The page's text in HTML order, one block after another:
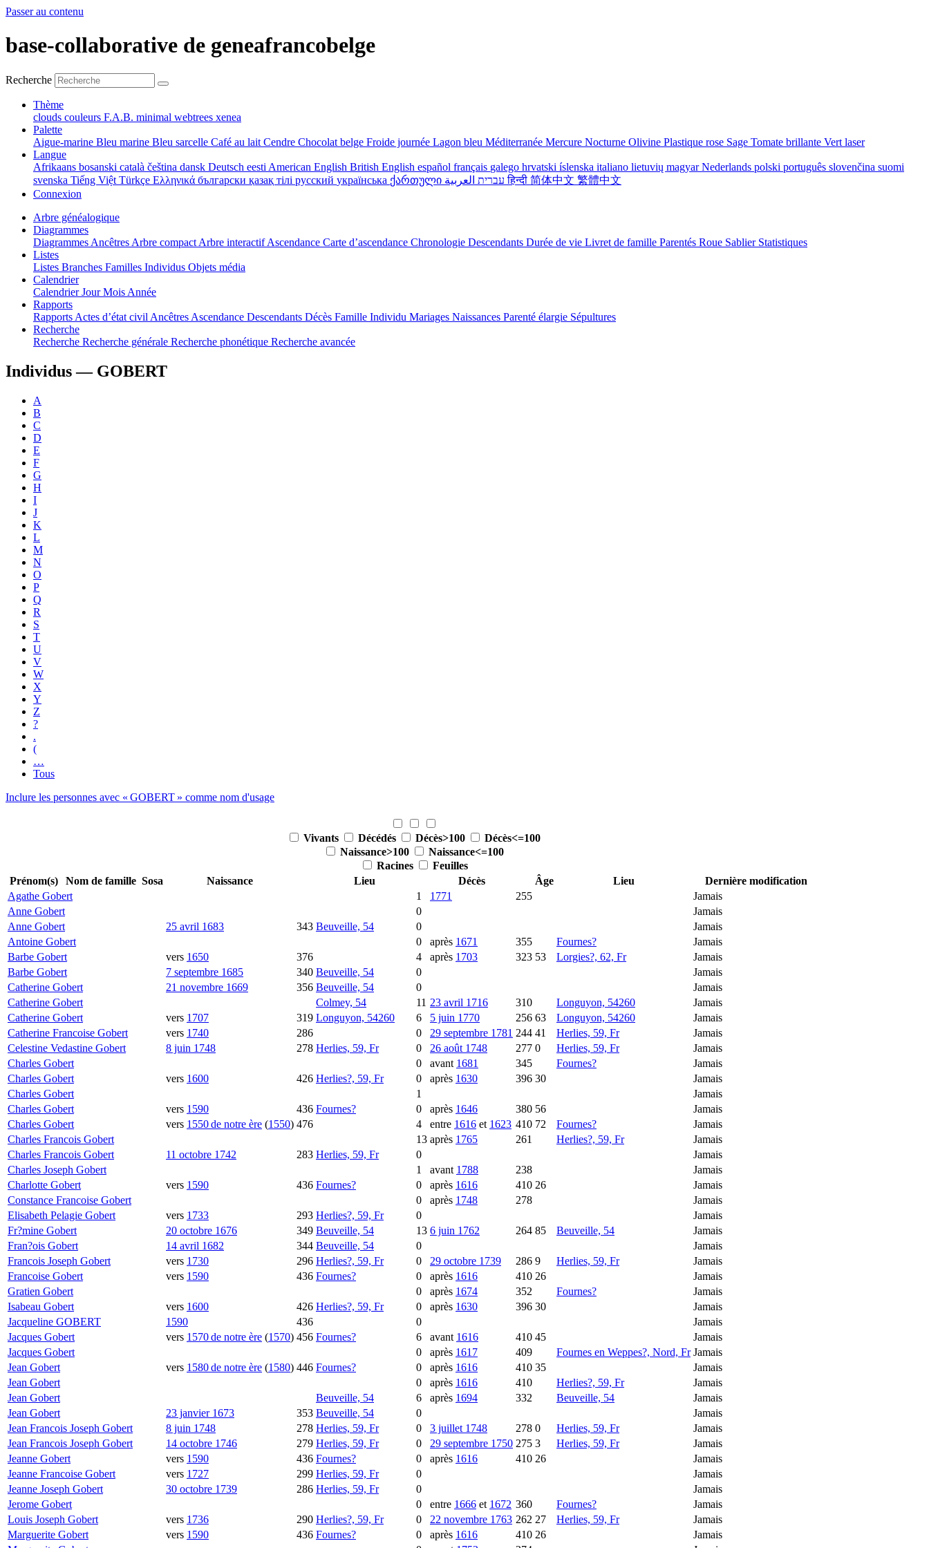
Passer au contenu
base-collaborative de geneafrancobelge
Recherche
Thème
clouds couleurs F.A.B. minimal webtrees xenea
Palette
Aigue-marine Bleu marine Bleu sarcelle Café au lait Cendre Chocolat belge Froide journée Lagon bleu Méditerranée Mercure Nocturne Olivine Plastique rose Sage Tomate brillante Vert laser
Langue
Afrikaans bosanski català čeština dansk Deutsch eesti American English British English español français galego hrvatski íslenska italiano lietuvių magyarNederlands polski português slovenčina suomi
svenska Tiếng Việt Türkçe Ελληνικά български қазақ тілі русский українська ქართული עברית العربيةहिन्दी 简体中文 繁體中文
Connexion
Arbre généalogique
Diagrammes
Diagrammes Ancêtres Arbre compact Arbre interactifAscendance Carte d’ascendance Chronologie Descendants Durée de vie Livret de famille Parentés Roue Sablier Statistiques
Listes
Listes Branches Familles Individus Objets média
Calendrier
CalendrierJourMois Année
Rapports
Rapports Actes d’état civil Ancêtres Ascendance Descendants Décès Famille Individu Mariages Naissances Parenté élargie Sépultures
Recherche
Recherche Recherche générale Recherche phonétique Recherche avancée
Individus — GOBERT
A
B
C
D
E
F
G
H
I
J
K
L
M
N
O
P
Q
R
S
T
U
V
W
X
Y
Z
?
.
(
…
Tous
Inclure les personnes avec « GOBERT » comme nom d'usage
Vivants Décédés Décès>100
Décès<=100
Naissance>100
Naissance<=100
Racines
Feuilles
Prénom(s)
Nom de famille Sosa Naissance Lieu Décès Âge Lieu
Dernière modification
Agathe Gobert 1 1771 255
Jamais
Anne Gobert 0
Jamais
Anne Gobert 25 avril 1683 343 Beuveille, 54 0
Jamais
Antoine Gobert 0 après 1671 355 Fournes?
Jamais
Barbe Gobert vers 1650 376 4 après 1703 323 53 Lorgies?, 62, Fr
Jamais
Barbe Gobert 7 septembre 1685 340 Beuveille, 54 0
Jamais
Catherine Gobert 21 novembre 1669 356 Beuveille, 54 0
Jamais
Catherine Gobert Colmey, 54 11 23 avril 1716 310 Longuyon, 54260
Jamais
Catherine Gobert vers 1707 319 Longuyon, 54260 6 5 juin 1770 256 63 Longuyon, 54260
Jamais
Catherine Francoise Gobert vers 1740 286 0 29 septembre 1781 244 41 Herlies, 59, Fr
Jamais
Celestine Vedastine Gobert 8 juin 1748 278 Herlies, 59, Fr 0 26 août 1748 277 0 Herlies, 59, Fr
Jamais
Charles Gobert 0 avant 1681 345 Fournes?
Jamais
Charles Gobert vers 1600 426 Herlies?, 59, Fr 0 après 1630 396 30
Jamais
Charles Gobert 1
Jamais
Charles Gobert vers 1590 436 Fournes? 0 après 1646 380 56
Jamais
Charles Gobert vers 1550 de notre ère (1550) 476 4 entre 1616 et 1623 410 72 Fournes?
Jamais
Charles Francois Gobert 13 après 1765 261 Herlies?, 59, Fr
Jamais
Charles Francois Gobert 11 octobre 1742 283 Herlies, 59, Fr 0
Jamais
Charles Joseph Gobert 1 avant 1788 238
Jamais
Charlotte Gobert vers 1590 436 Fournes? 0 après 1616 410 26
Jamais
Constance Francoise Gobert 0 après 1748 278
Jamais
Elisabeth Pelagie Gobert vers 1733 293 Herlies?, 59, Fr 0
Jamais
Fr?mine Gobert 20 octobre 1676 349 Beuveille, 54 13 6 juin 1762 264 85 Beuveille, 54
Jamais
Fran?ois Gobert 14 avril 1682 344 Beuveille, 54 0
Jamais
Francois Joseph Gobert vers 1730 296 Herlies?, 59, Fr 0 29 octobre 1739 286 9 Herlies, 59, Fr
Jamais
Francoise Gobert vers 1590 436 Fournes? 0 après 1616 410 26
Jamais
Gratien Gobert 0 après 1674 352 Fournes?
Jamais
Isabeau Gobert vers 1600 426 Herlies?, 59, Fr 0 après 1630 396 30
Jamais
Jacqueline GOBERT 1590 436 0
Jamais
Jacques Gobert vers 1570 de notre ère (1570) 456 Fournes? 6 avant 1616 410 45
Jamais
Jacques Gobert 0 après 1617 409 Fournes en Weppes?, Nord, Fr Jamais
Jean Gobert vers 1580 de notre ère (1580) 446 Fournes? 0 après 1616 410 35
Jamais
Jean Gobert 0 après 1616 410 Herlies?, 59, Fr
Jamais
Jean Gobert Beuveille, 54 6 après 1694 332 Beuveille, 54
Jamais
Jean Gobert 23 janvier 1673 353 Beuveille, 54 0
Jamais
Jean Francois Joseph Gobert 8 juin 1748 278 Herlies, 59, Fr 0 3 juillet 1748 278 0 Herlies, 59, Fr
Jamais
Jean Francois Joseph Gobert 14 octobre 1746 279 Herlies, 59, Fr 0 29 septembre 1750 275 3 Herlies, 59, Fr
Jamais
Jeanne Gobert vers 1590 436 Fournes? 0 après 1616 410 26
Jamais
Jeanne Francoise Gobert vers 1727 299 Herlies, 59, Fr 0
Jamais
Jeanne Joseph Gobert 30 octobre 1739 286 Herlies, 59, Fr 0
Jamais
Jerome Gobert 0 entre 1666 et 1672 360 Fournes?
Jamais
Louis Joseph Gobert vers 1736 290 Herlies?, 59, Fr 0 22 novembre 1763 262 27 Herlies, 59, Fr
Jamais
Marguerite Gobert vers 1590 436 Fournes? 0 après 1616 410 26
Jamais